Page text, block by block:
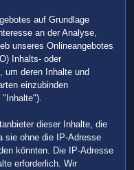
auf Grundlage
an der Analyse,
unseres Onlineangebotes
Inhalts- oder
um deren Inhalte und
einzubinden
"Inhalte").
dieser Inhalte, die
sie ohne die IP-Adresse
könnten. Die IP-Adresse
erforderlich. Wir